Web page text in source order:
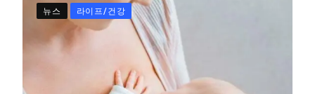
뉴스 라이프/건강